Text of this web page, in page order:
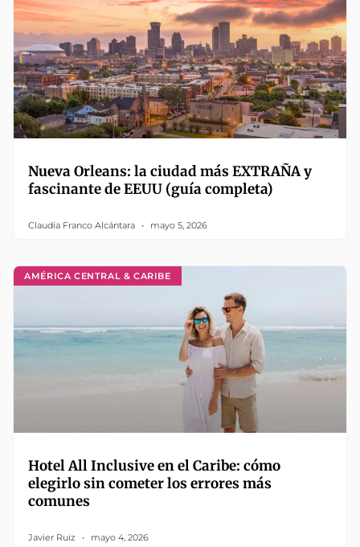
Nueva Orleans: la ciudad más EXTRAÑA y
fascinante de EEUU (guía completa)
Claudia Franco Alcántara mayo 5, 2026
AMÉRICA CENTRAL & CARIBE
Hotel All Inclusive en el Caribe: cómo
elegirlo sin cometer los errores más
comunes
Javier Ruiz mayo 4, 2026